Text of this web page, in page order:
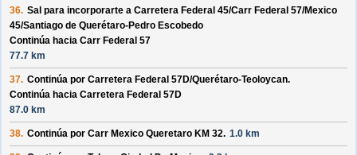
36. Sal para incorporarte a Carretera Federal 45/Carr Federal 57/Mexico
45/Santiago de Querétaro-Pedro Escobedo
Continúa hacia Carr Federal 57
77.7 km
37. Continúa por Carretera Federal 57D/Querétaro-Teoloycan.
Continúa hacia Carretera Federal 57D
87.0 km
38. Continúa por Carr Mexico Queretaro KM 32. 1.0 km